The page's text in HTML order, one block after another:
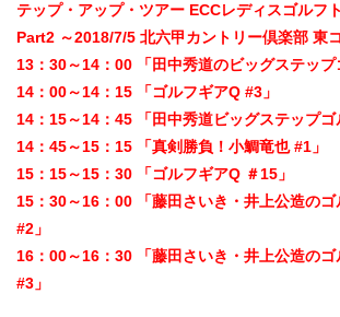
テップ・アップ・ツアー ECCレディスゴルフ
Part2 ～2018/7/5 北六甲カントリー倶楽部 東
13：30～14：00 「田中秀道のビッグステップ
14：00～14：15 「ゴルフギアQ #3」
14：15～14：45 「田中秀道ビッグステップゴ
14：45～15：15 「真剣勝負！小鯛竜也 #1」
15：15～15：30 「ゴルフギアQ ＃15」
15：30～16：00 「藤田さいき・井上公造のゴ
#2」
16：00～16：30 「藤田さいき・井上公造のゴ
#3」